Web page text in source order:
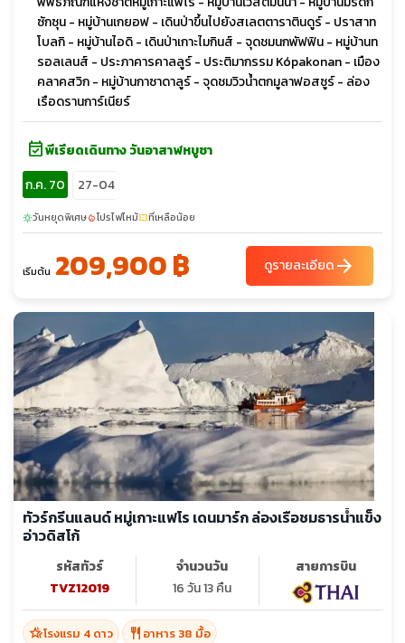
ซักซุน - หมู่บ้านเกยอฟ - เดินป่าขึ้นไปยังสเลตตาราตินดูร์ - ปราสาท
โบลกิ - หมู่บ้านไอดิ - เดินป่าเกาะไมกินส์ - จุดชมนกพัฟฟิน - หมู่บ้านท
รอลเลนส์ - ประภาคารคาลลูร์ - ประติมากรรม Kópakonan - เมือง
คลาคสวิก - หมู่บ้านกาซาดาลูร์ - จุดชมวิวน้ำตกมูลาฟอสซูร์ - ล่อง
เรือดรานการ์เนียร์
event_availableพีเรียดเดินทาง วันอาสาฬหบูชา
ก.ค. 70
27-04
sunnyวันหยุดพิเศษlocal_fire_departmentโปรไฟไหม้confirmation_numberที่เหลือน้อย
เริ่มต้น 209,900 ฿ ดูรายละเอียดarrow_forward
ทัวร์กรีนแลนด์ หมู่เกาะแฟโร เดนมาร์ก ล่องเรือชมธารน้ำแข็ง
อ่าวดิสโก้
รหัสทัวร์
TVZ12019
จำนวนวัน
16 วัน 13 คืน
สายการบิน
hotel_classโรงแรม 4 ดาว restaurant อาหาร 38 มื้อ